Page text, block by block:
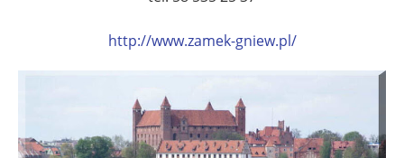
http://www.zamek-gniew.pl/